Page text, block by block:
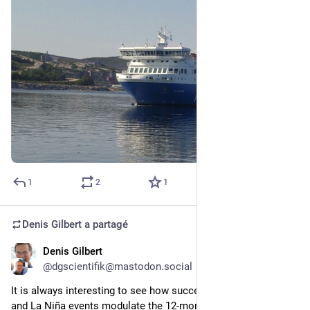
1 2 1
Denis Gilbert a partagé
Denis Gilbert
@dgscientifik@mastodon.social
It is always interesting to see how successive El Niño events
and La Niña events modulate the 12-month average global